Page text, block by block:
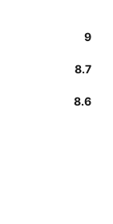
9
8.7
8.6